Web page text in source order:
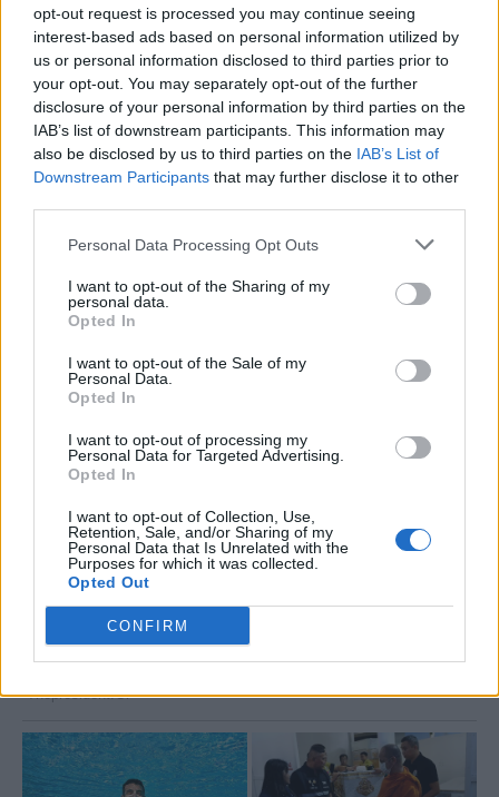
opt-out request is processed you may continue seeing
interest-based ads based on personal information utilized by
us or personal information disclosed to third parties prior to
your opt-out. You may separately opt-out of the further
disclosure of your personal information by third parties on the
IAB’s list of downstream participants. This information may
also be disclosed by us to third parties on the IAB’s List of
Downstream Participants that may further disclose it to other
Personal Data Processing Opt Outs
I want to opt-out of the Sharing of my
personal data.
Opted In
I want to opt-out of the Sale of my
Personal Data.
Opted In
I want to opt-out of processing my
Personal Data for Targeted Advertising.
Opted In
I want to opt-out of Collection, Use,
Retention, Sale, and/or Sharing of my
Personal Data that Is Unrelated with the
Purposes for which it was collected.
Opted Out
CONFIRM